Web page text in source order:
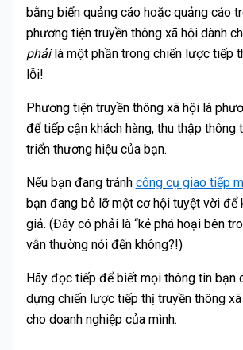
bằng biển quảng cáo hoặc quảng cáo
phương tiện truyền thông xã hội dành
phảilà một phần trong chiến lược tiếp
lỗi!
Phương tiện truyền thông xã hội là
để tiếp cận khách hàng, thu thập thông
triển thương hiệu của bạn.
Nếu bạn đang tránh công cụ giao tiếp
bạn đang bỏ lỡ một cơ hội tuyệt vời để
giả. (Đây có phải là “kẻ phá hoại bên
vẫn thường nói đến không?!)
Hãy đọc tiếp để biết mọi thông tin bạn
dựng chiến lược tiếp thị truyền thông
cho doanh nghiệp của mình.